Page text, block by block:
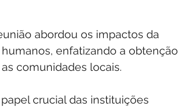
abordou os impactos da
enfatizando a obtenção
comunidades locais.
crucial das instituições